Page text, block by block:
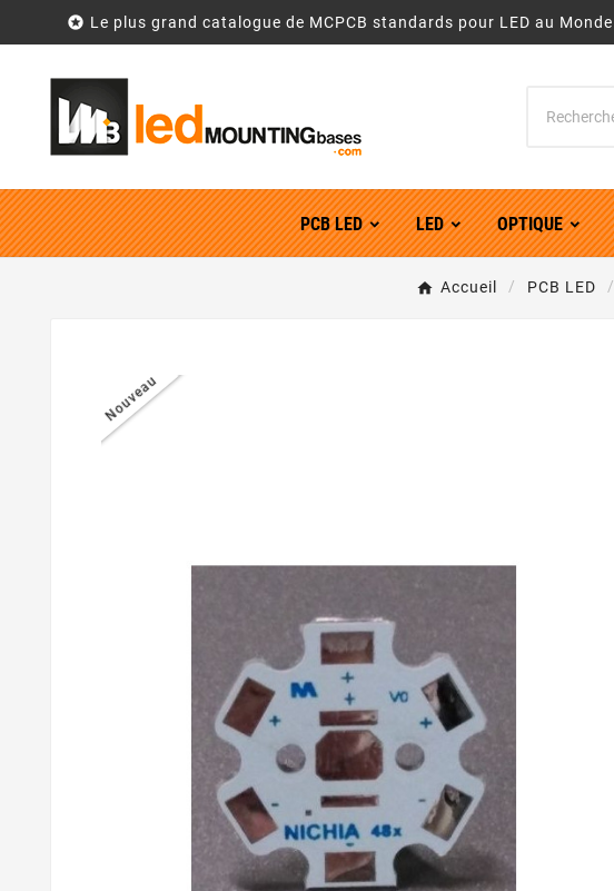
 Le plus grand catalogue de MCPCB standards pour LED au Monde
PCB LED LED OPTIQUE
Accueil PCB LED
Nouveau